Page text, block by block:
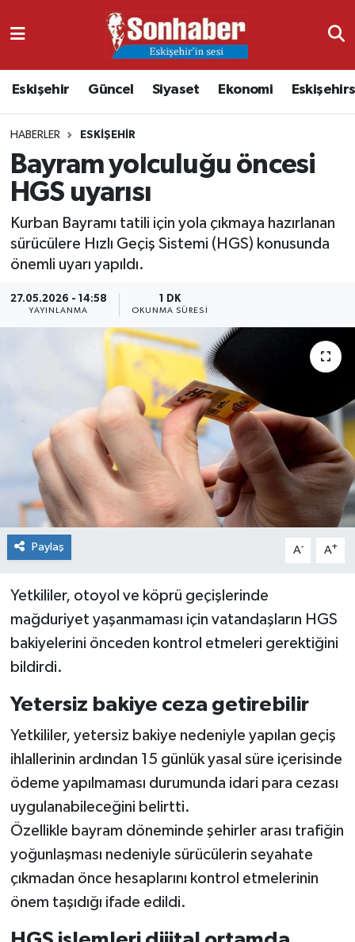
Eskişehir Güncel Siyaset Ekonomi
HABERLER ESKIŞEHIR
Bayram yolculuğu öncesi
HGS uyarısı
Kurban Bayramı tatili için yola çıkmaya hazırlanan
sürücülere Hızlı Geçiş Sistemi (HGS) konusunda
önemli uyarı yapıldı.
27.05.2026 - 14:58
YAYINLANMA
1 DK
OKUNMA SÜRESI
Paylaş A- A+
Yetkililer, otoyol ve köprü geçişlerinde
mağduriyet yaşanmaması için vatandaşların HGS
bakiyelerini önceden kontrol etmeleri gerektiğini
bildirdi.
Yetersiz bakiye ceza getirebilir
Yetkililer, yetersiz bakiye nedeniyle yapılan geçiş
ihlallerinin ardından 15 günlük yasal süre içerisinde
ödeme yapılmaması durumunda idari para cezası
uygulanabileceğini belirtti.
Özellikle bayram döneminde şehirler arası trafiğin
yoğunlaşması nedeniyle sürücülerin seyahate
çıkmadan önce hesaplarını kontrol etmelerinin
önem taşıdığı ifade edildi.
Ekonomi
Güncel
Kültür & Sanat
Magazin
Resmi İlanlar
Spor
Nöbetçi Eczaneler
Namaz Vakitleri
Trafik Durumu
Süper Lig Puan Durumu ve Fikstür
Tüm Manşetler
Son Dakika Haberleri
Haber Arşivi